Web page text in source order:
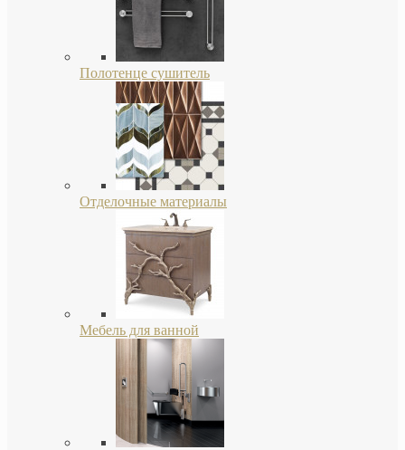
Полотенце сушитель
Отделочные материалы
Мебель для ванной